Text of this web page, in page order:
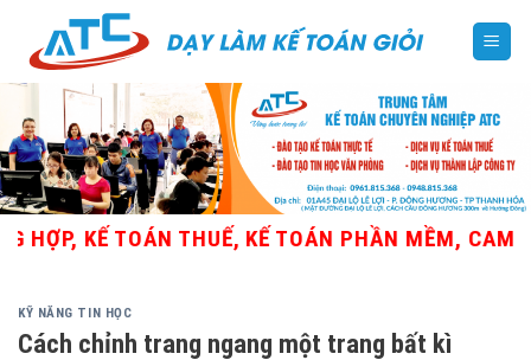
content
KẾ TOÁN THUẾ, KẾ TOÁN PHẦN MỀM, CAM KẾT
KỸ NĂNG TIN HỌC
Cách chỉnh trang ngang một trang bất kì